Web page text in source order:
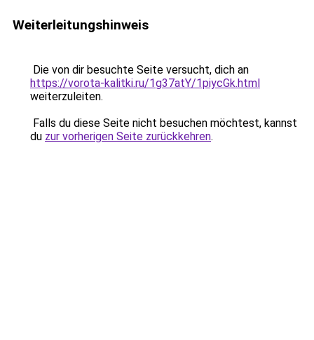
Weiterleitungshinweis
Die von dir besuchte Seite versucht, dich an
https://vorota-kalitki.ru/1g37atY/1piycGk.html
weiterzuleiten.
Falls du diese Seite nicht besuchen möchtest, kannst
du zur vorherigen Seite zurückkehren.